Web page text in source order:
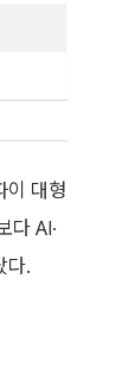
이 대형
다 AI·
다.